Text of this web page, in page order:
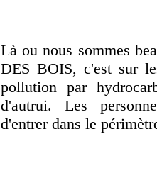
Là ou nous sommes
DES BOIS, c'est sur
pollution par
d'autrui. Les
d'entrer dans le